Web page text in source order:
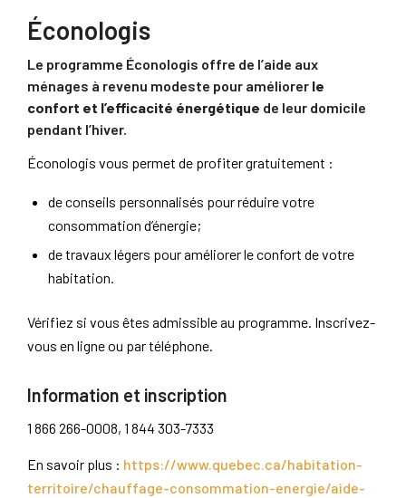
Éconologis
Le programme Éconologis offre de l’aide aux
ménages à revenu modeste pour améliorer le
confort et l’efficacité énergétique de leur domicile
pendant l’hiver.
Éconologis vous permet de profiter gratuitement :
de conseils personnalisés pour réduire votre
consommation d’énergie;
de travaux légers pour améliorer le confort de votre
habitation.
Vérifiez si vous êtes admissible au programme. Inscrivez-
vous en ligne ou par téléphone.
Information et inscription
1 866 266-0008, 1 844 303-7333
En savoir plus : https://www.quebec.ca/habitation-
territoire/chauffage-consommation-energie/aide-